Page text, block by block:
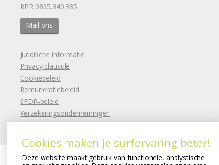
RPR 0895.340.385
Mail ons
Juridische informatie
Privacy clausule
Cookiebeleid
Remuneratiebeleid
SFDR-beleid
Verzekeringsondernemingen
Created by Insucommerce
Cookies maken je surfervaring beter!
Deze website maakt gebruik van functionele, analystische